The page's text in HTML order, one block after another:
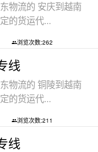
物流的 安庆到越南
的货运代...
浏览次数:262
线
物流的 铜陵到越南
的货运代...
浏览次数:211
线